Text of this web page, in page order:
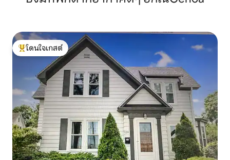
โดนใจเกสต์ที่สุด
โดนใจเกสต์